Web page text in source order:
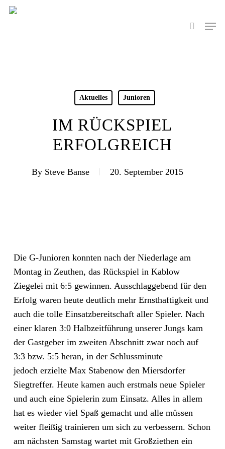
Skip
search
Menu
Aktuelles Junioren
IM RÜCKSPIEL
ERFOLGREICH
By Steve Banse 20. September 2015
Die G-Junioren konnten nach der Niederlage am
Montag in Zeuthen, das Rückspiel in Kablow
Ziegelei mit 6:5 gewinnen. Ausschlaggebend für den
Erfolg waren heute deutlich mehr Ernsthaftigkeit und
auch die tolle Einsatzbereitschaft aller Spieler. Nach
einer klaren 3:0 Halbzeitführung unserer Jungs kam
der Gastgeber im zweiten Abschnitt zwar noch auf
3:3 bzw. 5:5 heran, in der Schlussminute
jedoch erzielte Max Stabenow den Miersdorfer
Siegtreffer. Heute kamen auch erstmals neue Spieler
und auch eine Spielerin zum Einsatz. Alles in allem
hat es wieder viel Spaß gemacht und alle müssen
weiter fleißig trainieren um sich zu verbessern. Schon
am nächsten Samstag wartet mit Großziethen ein